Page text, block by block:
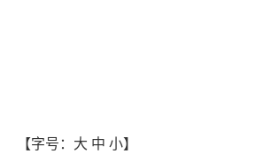
【字号： 大 中 小】